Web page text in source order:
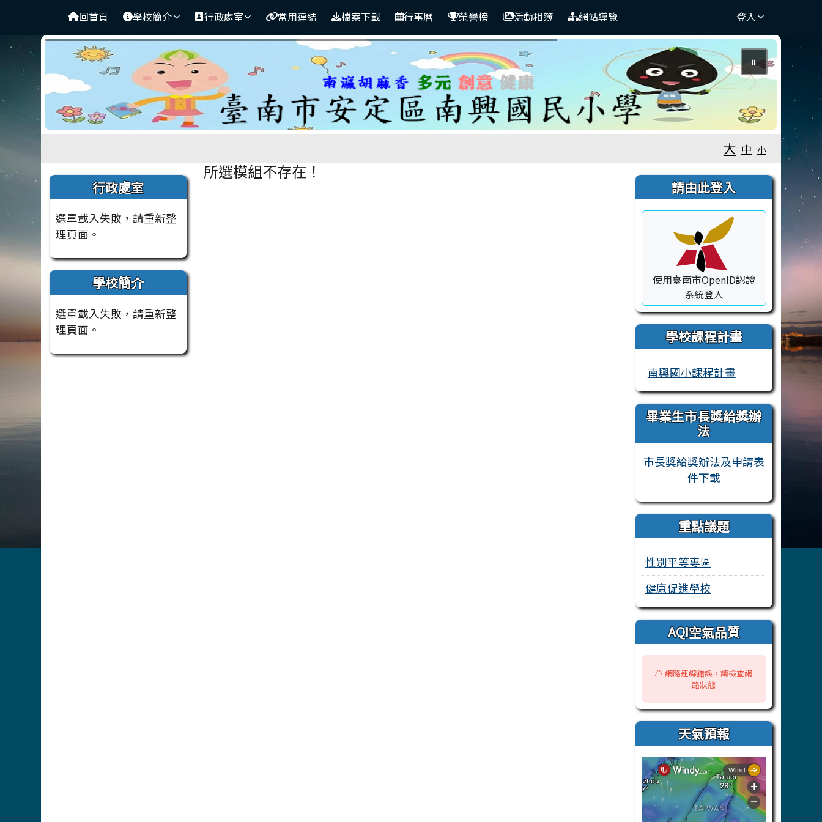
臺南市安定南興國小
回首頁 學校簡介 行政處室 常用連結 檔案下載 行事曆 榮譽榜 活動相簿 網站導覽 登入
⏸
大 中 小
左邊區域內容
行政處室
選單載入失敗，請重新整
理頁面。
學校簡介
選單載入失敗，請重新整
理頁面。
主內容區域
所選模組不存在！
右邊區域內容
請由此登入
使用臺南市OpenID認證
系統登入
學校課程計畫
南興國小課程計畫
畢業生市長獎給獎辦
法
市長獎給獎辦法及申請表
件下載
重點議題
性別平等專區
健康促進學校
AQI空氣品質
⚠️ 網路連線錯誤，請檢查網
路狀態
天氣預報
頁尾區域